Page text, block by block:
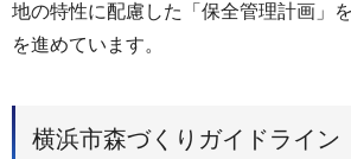
地の特性に配慮した「保全管理計画」
を進めています。
横浜市森づくりガイドライン